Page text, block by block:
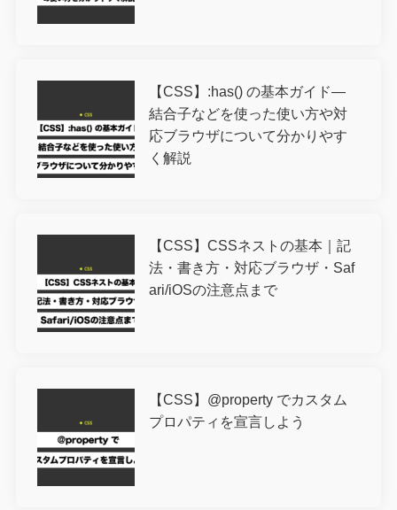
【CSS】:has() の基本ガイド―
結合子などを使った使い方や対
応ブラウザについて分かりやす
く解説
【CSS】CSSネストの基本｜記
法・書き方・対応ブラウザ・Saf
ari/iOSの注意点まで
【CSS】@property でカスタム
プロパティを宣言しよう